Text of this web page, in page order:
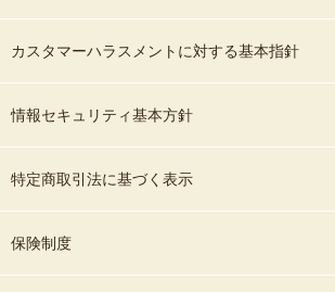
カスタマーハラスメントに対する基本指針
情報セキュリティ基本方針
特定商取引法に基づく表示
保険制度